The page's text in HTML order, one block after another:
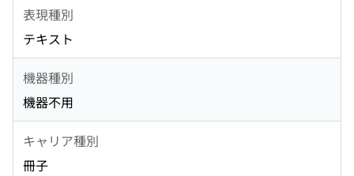
表現種別
テキスト
機器種別
機器不用
キャリア種別
冊子